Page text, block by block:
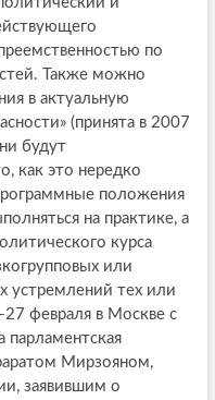
по
Также можно
в актуальную
(принята в 2007
будут
как это нередко
положения
на практике, а
курса
или
устремлений тех или
февраля в Москве с
Мирзояном,
заявившим о